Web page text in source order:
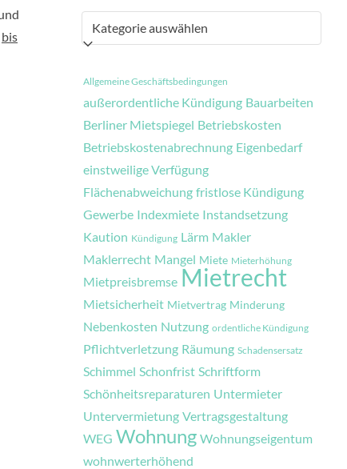
bis
Kategorien
Allgemeine Geschäftsbedingungen
außerordentliche Kündigung Bauarbeiten
Berliner Mietspiegel Betriebskosten
Betriebskostenabrechnung Eigenbedarf
einstweilige Verfügung
Flächenabweichung fristlose Kündigung
Gewerbe Indexmiete Instandsetzung
Kaution Kündigung Lärm Makler
Maklerrecht Mangel Miete Mieterhöhung
Mietpreisbremse Mietrecht
Mietsicherheit Mietvertrag Minderung
Nebenkosten Nutzung ordentliche Kündigung
Pflichtverletzung Räumung Schadensersatz
Schimmel Schonfrist Schriftform
Schönheitsreparaturen Untermieter
Untervermietung Vertragsgestaltung
WEG Wohnung Wohnungseigentum
wohnwerterhöhend